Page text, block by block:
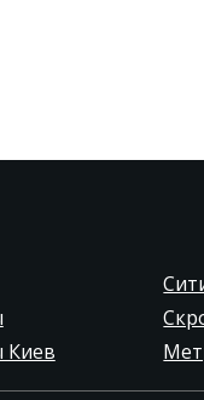
Киев